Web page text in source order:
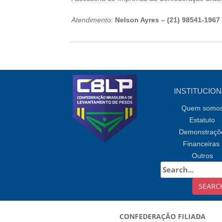
Atendimento: Nelson Ayres – (21) 98541-
Quem
Estatuto
Financeiras
Outros
CONFEDERAÇÃO FILIADA